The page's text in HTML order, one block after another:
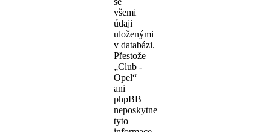
všemi
údaji
uloženými
v databázi.
Přestože
„Club -
Opel“
ani
phpBB
neposkytne
tyto